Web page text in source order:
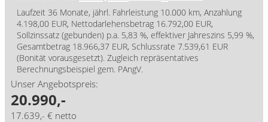
Laufzeit 36 Monate, jährl. Fahrleistung 10.000 km, Anzahlung
4.198,00 EUR, Nettodarlehensbetrag 16.792,00 EUR,
Sollzinssatz (gebunden) p.a. 5,83 %, effektiver Jahreszins 5,99 %,
Gesamtbetrag 18.966,37 EUR, Schlussrate 7.539,61 EUR
(Bonität vorausgesetzt). Zugleich repräsentatives
Berechnungsbeispiel gem. PAngV.
Unser Angebotspreis:
20.990,-
17.639,- € netto